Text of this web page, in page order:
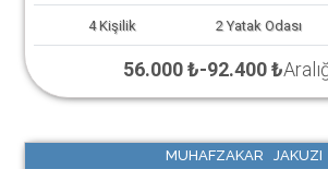
4 Kişilik 2 Yatak Odası
56.000 ₺-92.400 ₺
MUHAFZAKAR JAKUZI